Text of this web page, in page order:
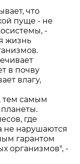
что
пуще - не
-
жизнь
в почву
влагу,
тем самым
где
не нарушаются
гарантом
организмов", -